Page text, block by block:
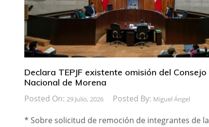
Declara TEPJF existente omisión del Consejo
Nacional de Morena
Posted On: 29 Julio, 2026 Posted By: Miguel Ángel
* Sobre solicitud de remoción de integrantes de la